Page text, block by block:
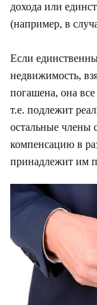
дохода или
(например, в
Если
недвижимость,
погашена, она
т.е. подлежит
остальные члены
компенсацию в
принадлежит им